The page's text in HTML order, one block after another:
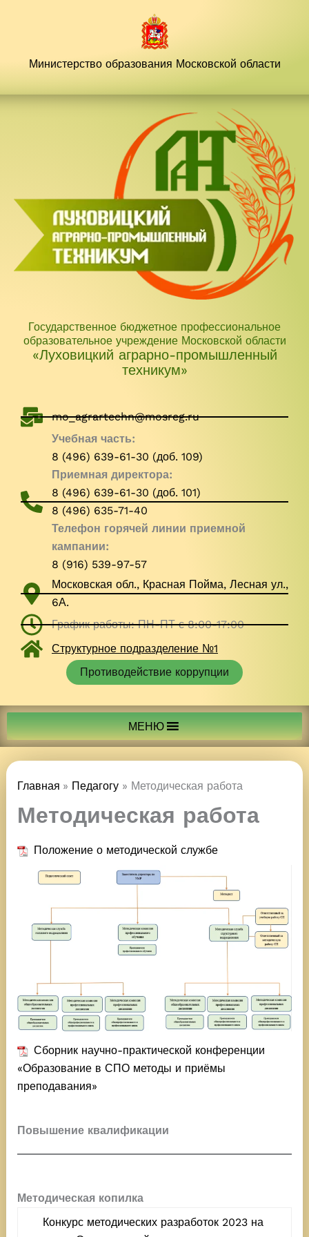
Министерство образования Московской области
Государственное бюджетное профессиональное
образовательное учреждение Московской области
«Луховицкий аграрно-промышленный
техникум»
mo_agrartechn@mosreg.ru
Учебная часть:
8 (496) 639-61-30 (доб. 109)
Приемная директора:
8 (496) 639-61-30 (доб. 101)
8 (496) 635-71-40
Телефон горячей линии приемной
кампании:
8 (916) 539-97-57
Московская обл., Красная Пойма, Лесная ул.,
6А.
График работы: ПН-ПТ с 8:00-17:00
Структурное подразделение №1
Противодействие коррупции
МЕНЮ
Главная Педагогу Методическая работа
Методическая работа
Положение о методической службе
Сборник научно-практической конференции
«Образование в СПО методы и приёмы
преподавания»
Повышение квалификации
Методическая копилка
Конкурс методических разработок 2023 на